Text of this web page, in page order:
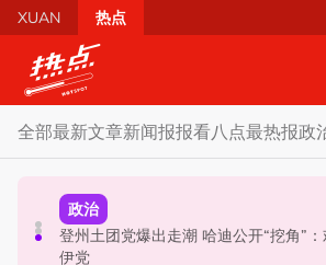
Skip to main content
XUAN 热点
全部最新文章新闻报报看八点最热报政
政治
促努鲁依莎辞职后勿重返政坛 罗诗雅：给他人机会领导公
正党
政治
登州土团党爆出走潮 哈迪公开“挖角”：欢迎退党领袖加入
伊党
政治
炮轰哈迪不了解章程 阿兹敏